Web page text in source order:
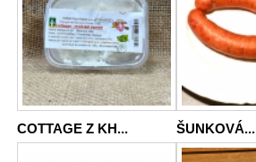
COTTAGE Z KH... ŠUNKOVÁ...